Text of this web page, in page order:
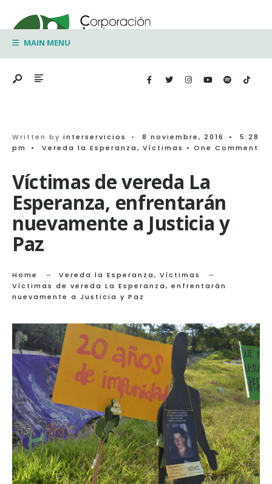
to
contentMAIN MENU
Written by interservicios • 8 noviembre, 2016 •
5:28
pm
• Vereda la Esperanza, Víctimas • One Comment
Víctimas de vereda La
Esperanza, enfrentarán
nuevamente a Justicia y
Paz
Home Vereda la Esperanza, Víctimas
Víctimas de vereda La Esperanza, enfrentarán
nuevamente a Justicia y Paz
for: